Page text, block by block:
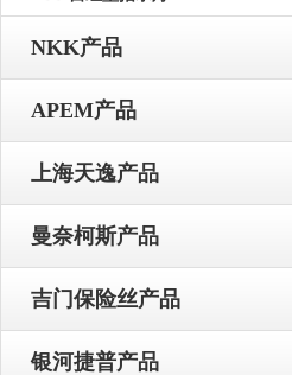
NKK产品
APEM产品
上海天逸产品
曼奈柯斯产品
吉门保险丝产品
银河捷普产品